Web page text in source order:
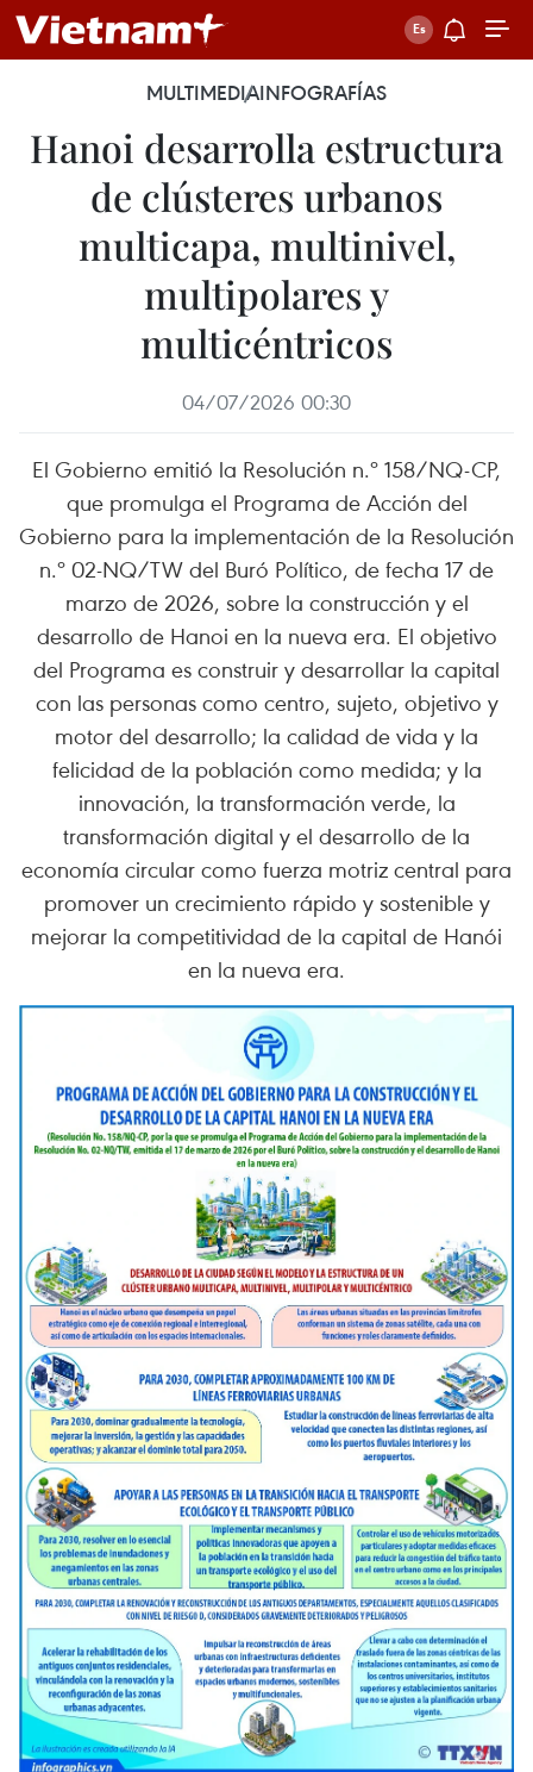
MULTIMEDIAINFOGRAFÍAS
Hanoi desarrolla estructura
de clústeres urbanos
multicapa, multinivel,
multipolares y
multicéntricos
04/07/2026 00:30
El Gobierno emitió la Resolución n.º 158/NQ-CP,
que promulga el Programa de Acción del
Gobierno para la implementación de la Resolución
n.º 02-NQ/TW del Buró Político, de fecha 17 de
marzo de 2026, sobre la construcción y el
desarrollo de Hanoi en la nueva era. El objetivo
del Programa es construir y desarrollar la capital
con las personas como centro, sujeto, objetivo y
motor del desarrollo; la calidad de vida y la
felicidad de la población como medida; y la
innovación, la transformación verde, la
transformación digital y el desarrollo de la
economía circular como fuerza motriz central para
promover un crecimiento rápido y sostenible y
mejorar la competitividad de la capital de Hanói
en la nueva era.